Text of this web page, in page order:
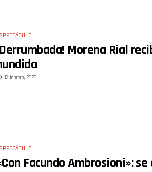
Morena Rial
12 febrero, 2026
Facundo Ambrosioni»: